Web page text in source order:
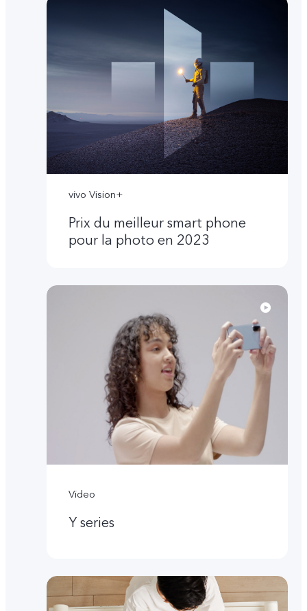
vivo Vision+
Prix du meilleur smart phone
pour la photo en 2023
Video
Y series